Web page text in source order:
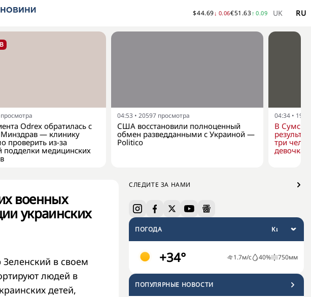
$44.69↓ 0.06€51.63↑ 0.09 UK RU
просмотра
Odrex обратилась с
— клинику
проверить из-за
подделки медицинских
04:53 • 20597 просмотра
США восстановили полноценный
обмен разведданными с Украиной —
Politico
04:34 •
В
три
девочка
СЛЕДИТЕ ЗА НАМИ
ПОГОДА
+34° 1.7м/с 40% 750мм
ПОПУЛЯРНЫЕ НОВОСТИ
военных
украинских
в своем
людей в
детей,